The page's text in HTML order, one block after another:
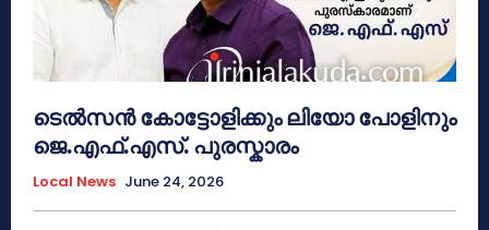
ടെൽസൻ കോട്ടോളിക്കും ലിയോ പോളിനും
ജെ.എഫ്.എസ്. പുരസ്കാരം
Local News June 24, 2026